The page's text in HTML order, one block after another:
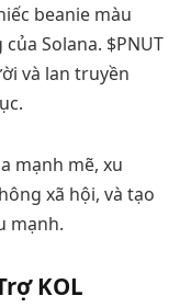
beanie màu
Solana. $PNUT
và lan truyền
mạnh mẽ, xu
xã hội, và tạo
mạnh.
KOL